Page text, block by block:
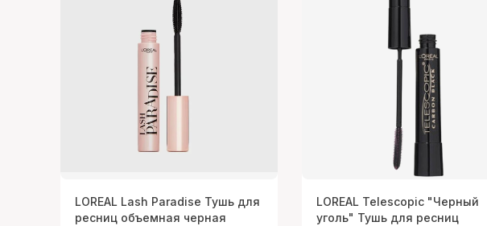
LOREAL Lash Paradise Тушь для
ресниц объемная черная
LOREAL Telescopic "Черный
уголь" Тушь для ресниц